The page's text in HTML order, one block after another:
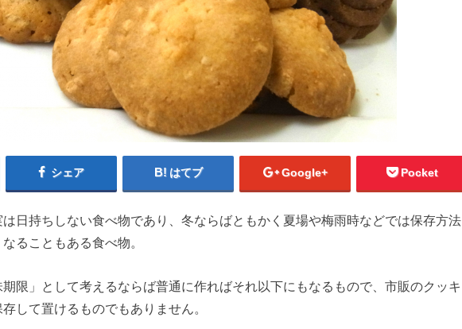
シェア はてブ Google+ Pocket
日持ちしない食べ物であり、冬ならばともかく夏場や梅雨時などでは保存方法
ることもある食べ物。
限」として考えるならば普通に作ればそれ以下にもなるもので、市販のクッキ
して置けるものでもありません。